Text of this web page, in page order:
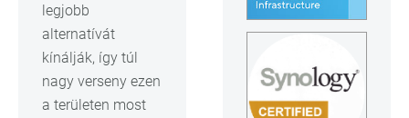
legjobb
alternatívát
kínálják, így túl
nagy verseny ezen
a területen most